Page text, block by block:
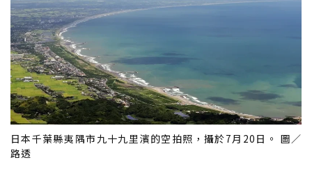
日本千葉縣夷隅市九十九里濱的空拍照，攝於7月20日。 圖／
路透